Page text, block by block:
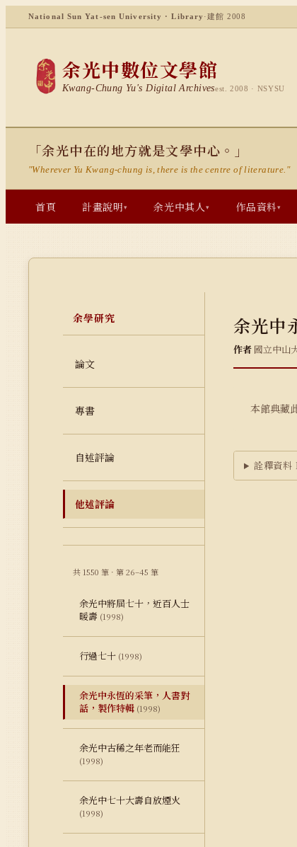
National Sun Yat-sen University · Library ·建館 2008
余光中數位文學館
Kwang-Chung Yu's Digital Archivesest. 2008 · NSYSU
「余光中在的地方就是文學中心。」
"Wherever Yu Kwang-chung is, there is the centre of literature."
首頁 計畫說明▾ 余光中其人▾ 作品資料▾
余學研究
論文
專書
自述評論
他述評論
共 1550 筆 · 第 26–45 筆
余光中將屆七十，近百人士
暖壽 (1998)
行過七十 (1998)
余光中永恆的采筆，人書對
話，製作特輯 (1998)
余光中古稀之年老而能狂
(1998)
余光中七十大壽自放煙火
(1998)
余光中
作者 國立中山
本館典藏
詮釋資